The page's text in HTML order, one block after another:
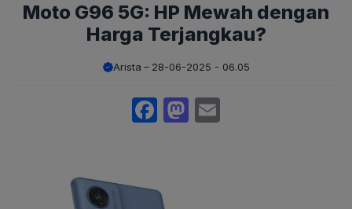
Moto G96 5G: HP Mewah dengan
Harga Terjangkau?
Arista 28-06-2025 - 06.05
Facebook
Mastodon